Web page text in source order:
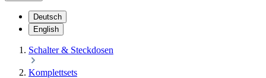
Deutsch
English
Schalter & Steckdosen
Komplettsets